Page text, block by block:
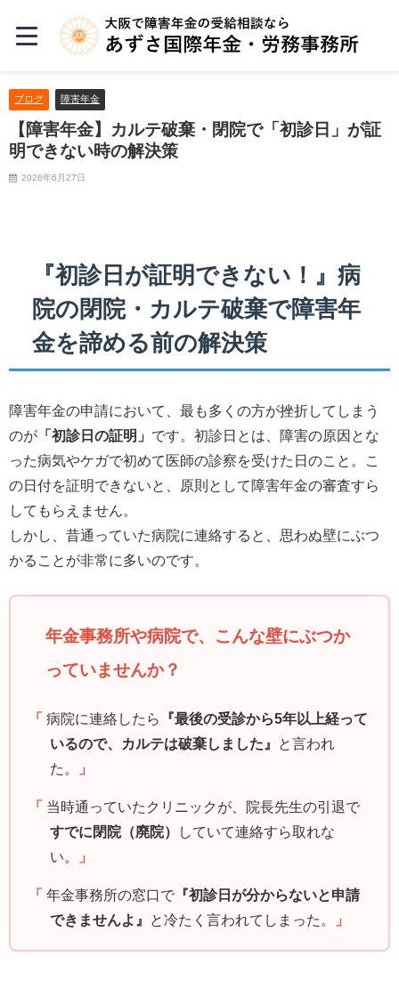
ブログ 障害年金
【障害年金】カルテ破棄・閉院で「初診日」が証
明できない時の解決策
2026年6月27日
『初診日が証明できない！』病
院の閉院・カルテ破棄で障害年
金を諦める前の解決策
障害年金の申請において、最も多くの方が挫折してしまう
のが 「初診日の証明」 です。初診日とは、障害の原因とな
った病気やケガで初めて医師の診察を受けた日のこと。こ
の日付を証明できないと、原則として障害年金の審査すら
してもらえません。
しかし、昔通っていた病院に連絡すると、思わぬ壁にぶつ
かることが非常に多いのです。
年金事務所や病院で、こんな壁にぶつか
っていませんか？
「 病院に連絡したら
『最後の受診から5年以上経って
いるので、カルテは破棄しました』
と言われ
た。
」
「
当時通っていたクリニックが、院長先生の引退で
すでに閉院（廃院）
していて連絡すら取れな
い。
」
「 年金事務所の窓口で 『初診日が分からないと申請
できませんよ』
と冷たく言われてしまった。 」